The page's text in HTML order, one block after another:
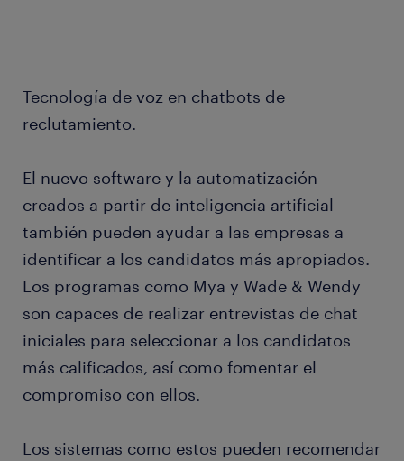
Tecnología de voz en chatbots de
reclutamiento.
El nuevo software y la automatización
creados a partir de inteligencia artificial
también pueden ayudar a las empresas a
identificar a los candidatos más apropiados.
Los programas como Mya y Wade & Wendy
son capaces de realizar entrevistas de chat
iniciales para seleccionar a los candidatos
más calificados, así como fomentar el
compromiso con ellos.
Los sistemas como estos pueden recomendar